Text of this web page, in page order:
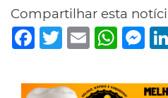
Compartilhar esta
Facebook
TwitterEmail